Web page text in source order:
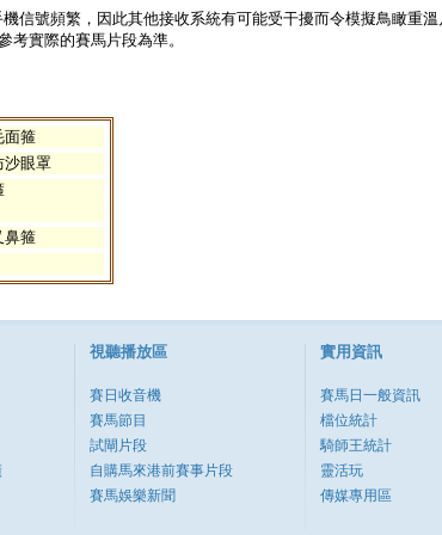
信號頻繁，因此其他接收系統有可能受干擾而令模擬鳥瞰重
實際的賽馬片段為準。
面箍
沙眼罩
鼻箍
視聽播放區
賽日收音機
賽馬節目
試閘片段
自購馬來港前賽事片段
賽馬娛樂新聞
實用資訊
賽馬日一般資訊
檔位統計
騎師王統計
靈活玩
傳媒專用區